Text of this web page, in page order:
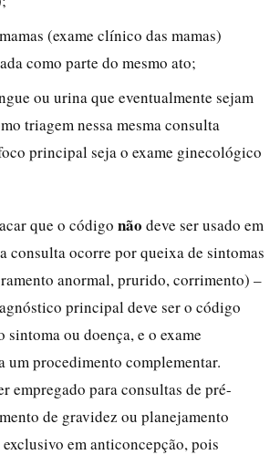
(exame clínico das mamas)
como parte do mesmo ato;
ou urina que eventualmente sejam
triagem nessa mesma consulta
principal seja o exame ginecológico
que o código não deve ser usado em
consulta ocorre por queixa de sintomas
anormal, prurido, corrimento) –
principal deve ser o código
sintoma ou doença, e o exame
um procedimento complementar.
empregado para consultas de pré-
de gravidez ou planejamento
em anticoncepção, pois